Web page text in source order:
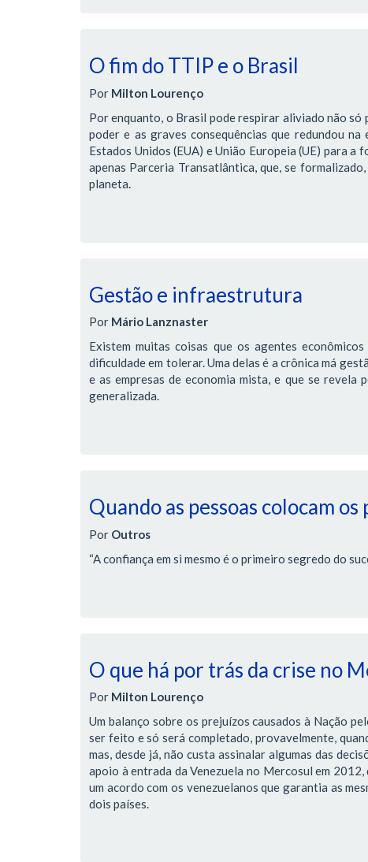
O fim do TTIP e o Brasil
Por Milton Lourenço
Por enquanto, o Brasil pode respirar aliviado não
poder e as graves consequências que redundou
Estados Unidos (EUA) e União Europeia (UE) para
apenas Parceria Transatlântica, que, se
planeta.
Gestão e infraestrutura
Por Mário Lanznaster
Existem muitas coisas que os agentes
dificuldade em tolerar. Uma delas é a crônica má
e as empresas de economia mista, e que se
generalizada.
Quando as pessoas colocam
Por Outros
“A confiança em si mesmo é o primeiro segredo do
O que há por trás da crise no
Por Milton Lourenço
Um balanço sobre os prejuízos causados à Nação
ser feito e só será completado, provavelmente,
mas, desde já, não custa assinalar algumas das
apoio à entrada da Venezuela no Mercosul em
um acordo com os venezuelanos que garantia as
dois países.